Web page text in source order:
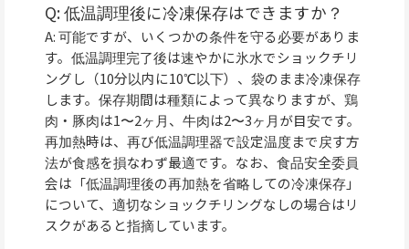
Q: 低温調理後に冷凍保存はできますか？
A: 可能ですが、いくつかの条件を守る必要がありま
す。低温調理完了後は速やかに氷水でショックチリ
ングし（10分以内に10℃以下）、袋のまま冷凍保存
します。保存期間は種類によって異なりますが、鶏
肉・豚肉は1〜2ヶ月、牛肉は2〜3ヶ月が目安です。
再加熱時は、再び低温調理器で設定温度まで戻す方
法が食感を損なわず最適です。なお、食品安全委員
会は「低温調理後の再加熱を省略しての冷凍保存」
について、適切なショックチリングなしの場合はリ
スクがあると指摘しています。